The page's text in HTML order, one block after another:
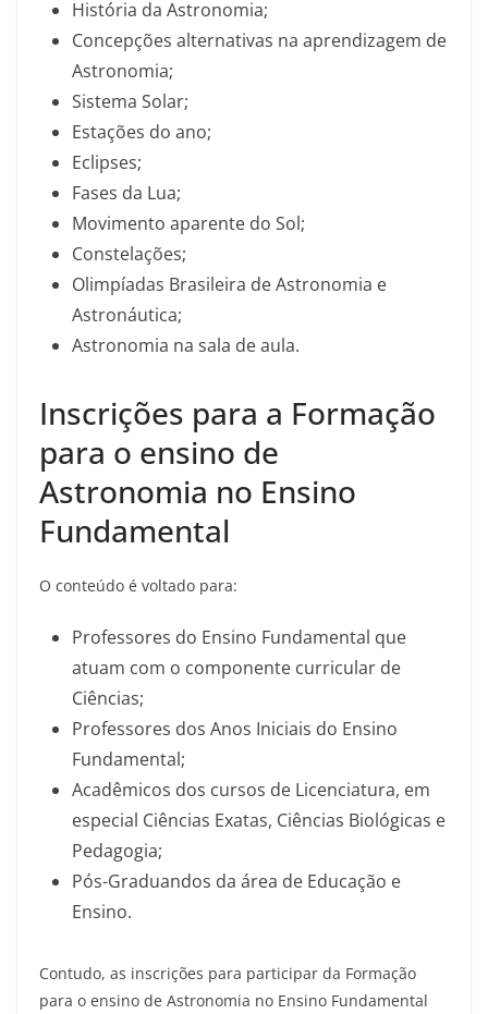
História da Astronomia;
Concepções alternativas na aprendizagem de
Astronomia;
Sistema Solar;
Estações do ano;
Eclipses;
Fases da Lua;
Movimento aparente do Sol;
Constelações;
Olimpíadas Brasileira de Astronomia e
Astronáutica;
Astronomia na sala de aula.
Inscrições para a Formação
para o ensino de
Astronomia no Ensino
Fundamental
O conteúdo é voltado para:
Professores do Ensino Fundamental que
atuam com o componente curricular de
Ciências;
Professores dos Anos Iniciais do Ensino
Fundamental;
Acadêmicos dos cursos de Licenciatura, em
especial Ciências Exatas, Ciências Biológicas e
Pedagogia;
Pós-Graduandos da área de Educação e
Ensino.
Contudo, as inscrições para participar da Formação
para o ensino de Astronomia no Ensino Fundamental